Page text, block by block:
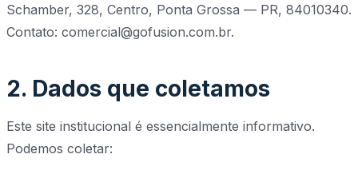
Schamber, 328, Centro, Ponta Grossa — PR, 84010340.
Contato: comercial@gofusion.com.br.
2. Dados que coletamos
Este site institucional é essencialmente informativo.
Podemos coletar: